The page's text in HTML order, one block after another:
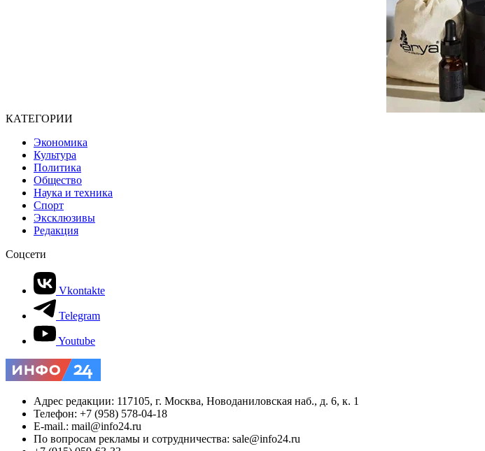
КАТЕГОРИИ
Экономика
Культура
Политика
Общество
Наука и техника
Спорт
Эксклюзивы
Редакция
Соцсети
Vkontakte
Telegram
Youtube
Адрес редакции: 117105, г. Москва, Новоданиловская наб., д. 6, к. 1
Телефон: +7 (958) 578-04-18
E-mail.: mail@info24.ru
По вопросам рекламы и сотрудничества: sale@info24.ru